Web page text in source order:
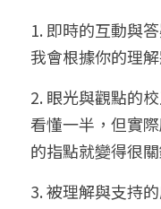
1. 即時的互動與
我會根據你的理
2. 眼光與觀點的
看懂一半，但實
的指點就變得很關
3. 被理解與支持